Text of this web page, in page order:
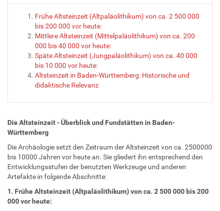
Frühe Altsteinzeit (Altpaläolithikum) von ca. 2 500 000
bis 200 000 vor heute:
Mittlere Altsteinzeit (Mittelpaläolithikum) von ca. 200
000 bis 40 000 vor heute:
Späte Altsteinzeit (Jungpaläolithikum) von ca. 40 000
bis 10 000 vor heute:
Altsteinzeit in Baden-Württemberg: Historische und
didaktische Relevanz
Die Altsteinzeit - Überblick und Fundstätten in Baden-
Württemberg
Die Archäologie setzt den Zeitraum der Altsteinzeit von ca. 2500000
bis 10000 Jahren vor heute an. Sie gliedert ihn entsprechend den
Entwicklungsstufen der benutzten Werkzeuge und anderen
Artefakte in folgende Abschnitte:
1. Frühe Altsteinzeit (Altpaläolithikum) von ca. 2 500 000 bis 200
000 vor heute: